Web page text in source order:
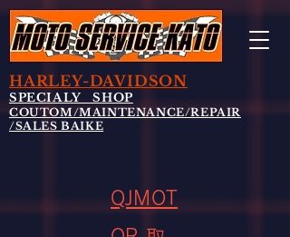
HARLEY-DAVIDSON
SPECIALY SHOP
COUTOM/MAINTENANCE/REPAIR
/SALES BAIKE
QJMOT